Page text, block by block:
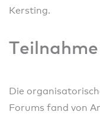
Kersting.
Die
Forums fand von